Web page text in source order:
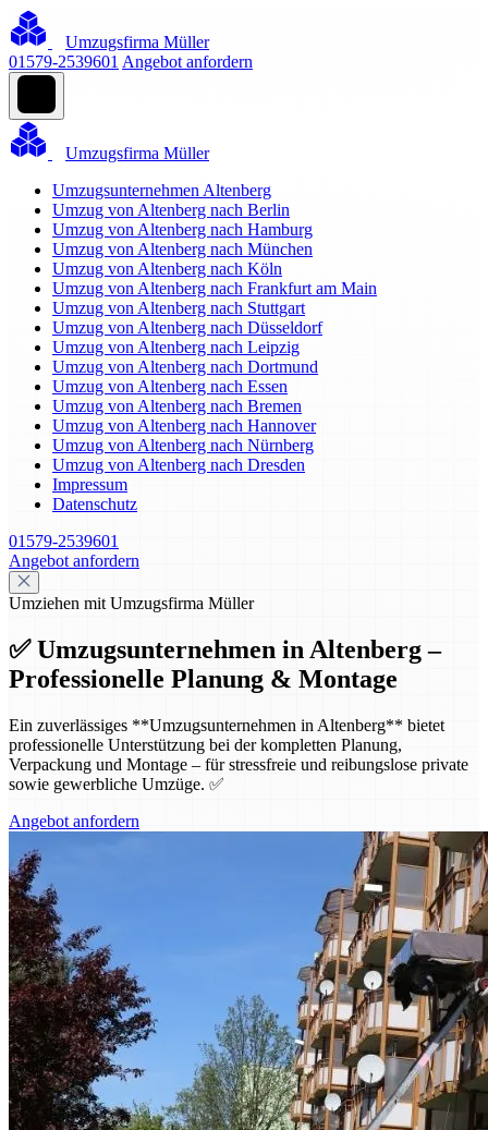
Umzugsfirma Müller
01579-2539601 Angebot anfordern
Umzugsfirma Müller
Umzugsunternehmen Altenberg
Umzug von Altenberg nach Berlin
Umzug von Altenberg nach Hamburg
Umzug von Altenberg nach München
Umzug von Altenberg nach Köln
Umzug von Altenberg nach Frankfurt am Main
Umzug von Altenberg nach Stuttgart
Umzug von Altenberg nach Düsseldorf
Umzug von Altenberg nach Leipzig
Umzug von Altenberg nach Dortmund
Umzug von Altenberg nach Essen
Umzug von Altenberg nach Bremen
Umzug von Altenberg nach Hannover
Umzug von Altenberg nach Nürnberg
Umzug von Altenberg nach Dresden
Impressum
Datenschutz
01579-2539601
Angebot anfordern
Umziehen mit Umzugsfirma Müller
✅ Umzugsunternehmen in Altenberg –
Professionelle Planung & Montage
Ein zuverlässiges **Umzugsunternehmen in Altenberg** bietet
professionelle Unterstützung bei der kompletten Planung,
Verpackung und Montage – für stressfreie und reibungslose private
sowie gewerbliche Umzüge. ✅
Angebot anfordern